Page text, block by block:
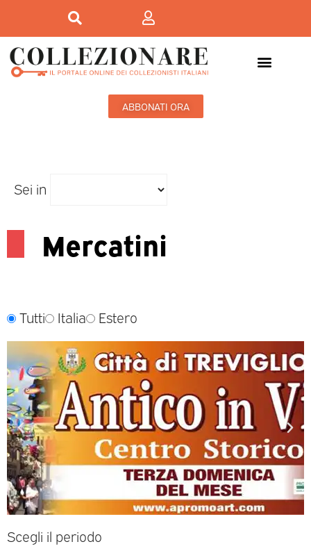
ABBONATI ORA
Sei in
Mercatini
Tutti Italia Estero
Scegli il periodo